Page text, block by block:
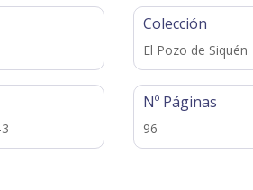
Colección
El Pozo de Siquén
Nº Páginas
96